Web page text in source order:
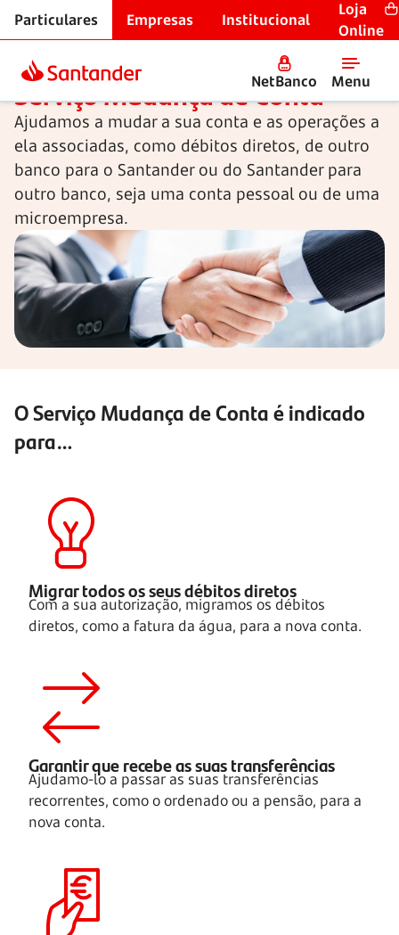
Particulares Empresas Institucional
Loja
Online
NetBanco Menu
Contas à ordem
Serviço Mudança de Conta
Ajudamos a mudar a sua conta e as operações a
ela associadas, como débitos diretos, de outro
banco para o Santander ou do Santander para
outro banco, seja uma conta pessoal ou de uma
microempresa.
O Serviço Mudança de Conta é indicado
para…
Migrar todos os seus débitosdiretos
Com a sua autorização, migramos os débitos
diretos, como a fatura da água, para a nova conta.
Garantir que recebe as suastransferências
Ajudamo-lo a passar as suas transferências
recorrentes, como o ordenado ou a pensão, para a
nova conta.